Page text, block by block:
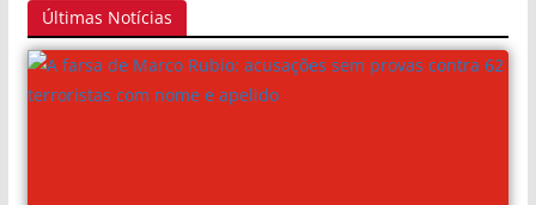
Últimas Notícias